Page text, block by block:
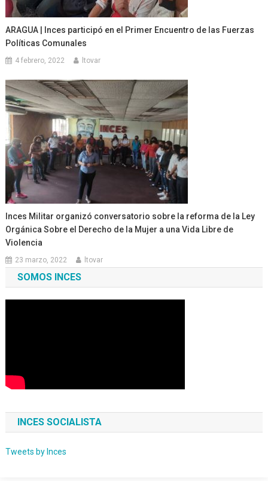
ARAGUA | Inces participó en el Primer Encuentro de las Fuerzas
Políticas Comunales
4 febrero, 2022 ltovar
Inces Militar organizó conversatorio sobre la reforma de la Ley
Orgánica Sobre el Derecho de la Mujer a una Vida Libre de
Violencia
23 marzo, 2022 ltovar
SOMOS INCES
INCES SOCIALISTA
Tweets by Inces